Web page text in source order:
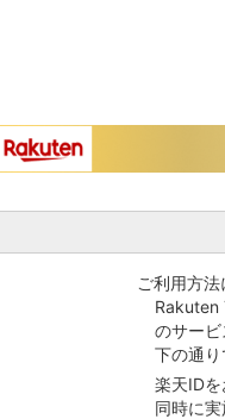
ご利用方
Rakuten
のサー
下の通り
楽天ID
同時に